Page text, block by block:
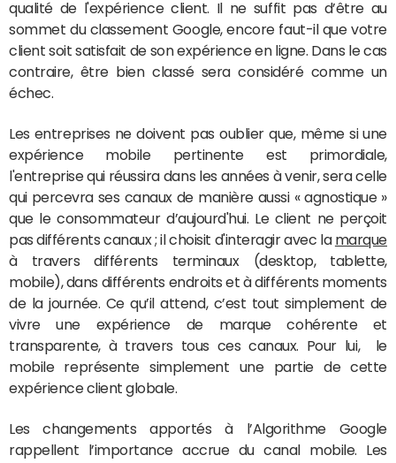
qualité de l'expérience client. Il ne suffit pas d’être au
sommet du classement Google, encore faut-il que votre
client soit satisfait de son expérience en ligne. Dans le cas
contraire, être bien classé sera considéré comme un
échec.
Les entreprises ne doivent pas oublier que, même si une
expérience mobile pertinente est primordiale,
l'entreprise qui réussira dans les années à venir, sera celle
qui percevra ses canaux de manière aussi « agnostique »
que le consommateur d’aujourd'hui. Le client ne perçoit
pas différents canaux ; il choisit d'interagir avec la marque
à travers différents terminaux (desktop, tablette,
mobile), dans différents endroits et à différents moments
de la journée. Ce qu’il attend, c’est tout simplement de
vivre une expérience de marque cohérente et
transparente, à travers tous ces canaux. Pour lui, le
mobile représente simplement une partie de cette
expérience client globale.
Les changements apportés à l’Algorithme Google
rappellent l’importance accrue du canal mobile. Les